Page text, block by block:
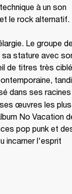
à un son
le rock alternatif.
Le groupe
stature avec
de titres très
dans ses racines
œuvres les plus
No Vacation
pop punk et
incarner l'esprit